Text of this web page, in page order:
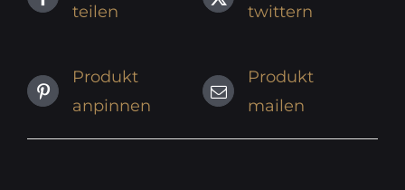
teilen
twittern
Produkt
anpinnen
Produkt
mailen